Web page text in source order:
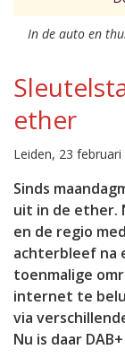
In de auto en
ether
Leiden, 23
Sinds
uit in de ether.
en de regio
achterbleef na
toenmalige
internet te
via
Nu is daar